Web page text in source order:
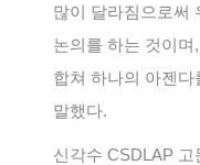
많이 달라짐으로써
논의를 하는 것이
합쳐 하나의 아젠다
말했다.
신각수 CSDLAP 고